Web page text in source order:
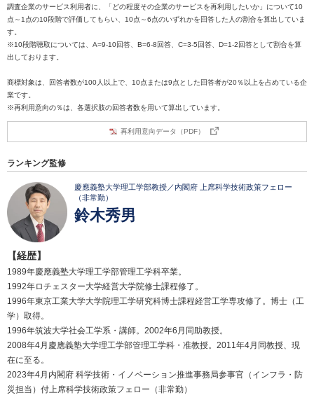
調査企業のサービス利用者に、「どの程度その企業のサービスを再利用したいか」について10
点～1点の10段階で評価してもらい、10点～6点のいずれかを回答した人の割合を算出していま
す。
※10段階聴取については、A=9-10回答、B=6-8回答、C=3-5回答、D=1-2回答として割合を算
出しております。
商標対象は、回答者数が100人以上で、10点または9点とした回答者が20％以上を占めている企
業です。
※再利用意向の％は、各選択肢の回答者数を用いて算出しています。
再利用意向データ（PDF）
ランキング監修
慶應義塾大学理工学部教授／内閣府 上席科学技術政策フェロー
（非常勤）
鈴木秀男
【経歴】
1989年慶應義塾大学理工学部管理工学科卒業。
1992年ロチェスター大学経営大学院修士課程修了。
1996年東京工業大学大学院理工学研究科博士課程経営工学専攻修了。博士（工
学）取得。
1996年筑波大学社会工学系・講師。2002年6月同助教授。
2008年4月慶應義塾大学理工学部管理工学科・准教授。2011年4月同教授、現
在に至る。
2023年4月内閣府 科学技術・イノベーション推進事務局参事官（インフラ・防
災担当）付上席科学技術政策フェロー（非常勤）